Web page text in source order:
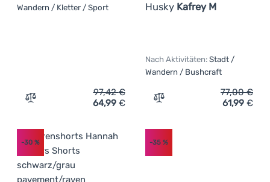
Wandern / Kletter / Sport
Zum Vergleich 'Herrenshorts Karpos Roccia Bermuda'
97,42€
64,99 €
Husky Kafrey M
Nach Aktivitäten: Stadt /
Wandern / Bushcraft
Zum Vergleich
77,00€
61,99 €
-30 % -35%